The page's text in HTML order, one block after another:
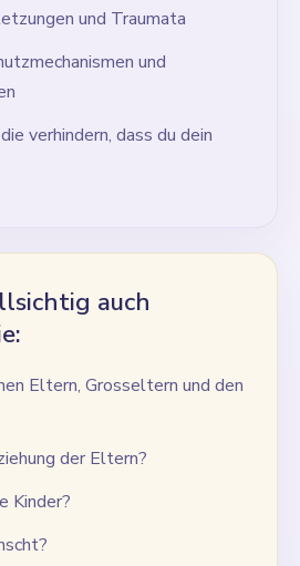
und Traumata
und
verhindern, dass du dein
auch
Eltern, Grosseltern und den
der Eltern?
Kinder?